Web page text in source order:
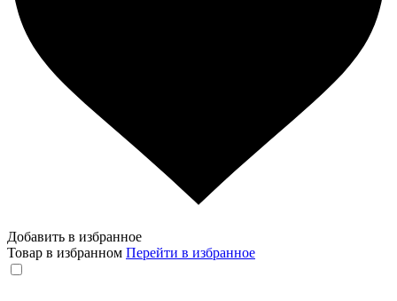
Добавить в избранное
Товар в избранном Перейти в избранное